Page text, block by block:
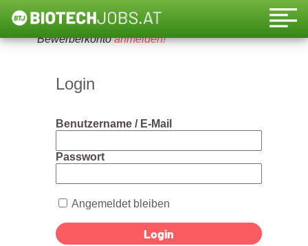
Um diese Funktion nutzen zu können, bitte ein
Bewerberkontoanmelden!
Login
Benutzername / E-Mail
Passwort
Angemeldet bleiben